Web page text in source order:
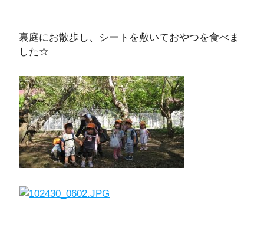
裏庭にお散歩し、シートを敷いておやつを食べま
した☆